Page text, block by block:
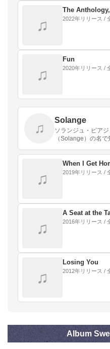
♫
The
2022年リリース /
♫
Fun
2020年リリース /
♫
Solange
ソランジュ・ピア
（Solange）の名
優、モデル。
♫
When I Get
2019年リリース /
♫
A Seat at the
2016年リリース /
♫
Losing You
2012年リリース /
Album